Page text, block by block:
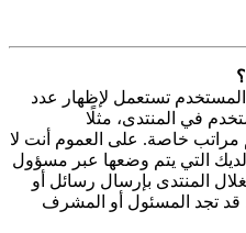
تستعمل لإظهار عدد
في المنتدى، مثلًا
مراتب خاصة. على العموم أنت لا
لديك التي يتم وضعها عبر مسؤول
المنتدى بإرسال رسائل أو
قد تجد المسئول أو المشرف